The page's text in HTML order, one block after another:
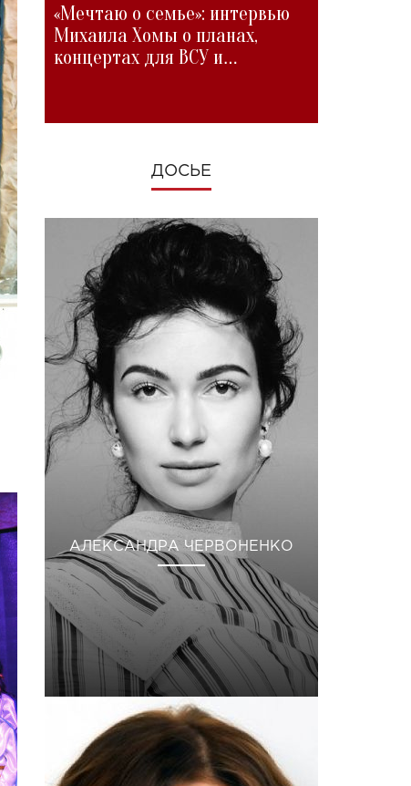
«Мечтаю о семье»: интервью
Михаила Хомы о планах,
концертах для ВСУ и
ДОСЬЕ
АЛЕКСАНДРА ЧЕРВОНЕНКО